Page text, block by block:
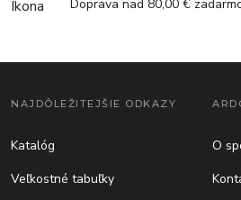
Doprava nad 80,00 €
NAJDÔLEŽITEJŠIE ODKAZY
Katalóg
Veľkostné tabuľky
O